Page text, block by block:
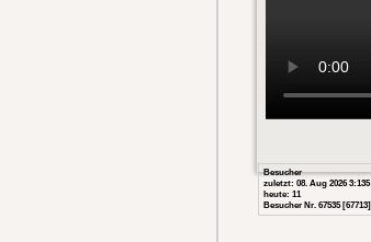
Besucher
zuletzt: 08. Aug 2026 3:135
heute: 11
Besucher Nr. 67535 [67713]